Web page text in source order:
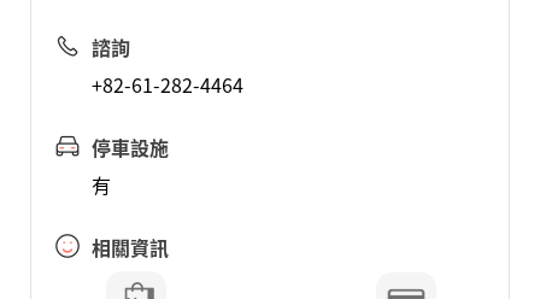
諮詢
+82-61-282-4464
停車設施
有
相關資訊